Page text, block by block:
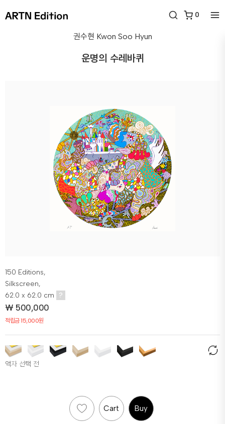
0
권수현 Kwon Soo Hyun
운명의 수레바퀴
150 Editions,
Silkscreen,
62.0 x 62.0 cm
?
₩ 500,000
적립금 15,000원
액자 선택 전
Cart Buy